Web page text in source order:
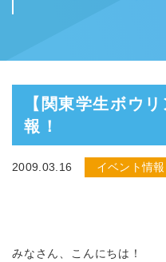
【関東学生ボウ
報！
2009.03.16 イベント情報
みなさん、こんにちは！